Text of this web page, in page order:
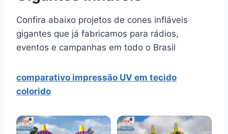
Confira abaixo projetos de cones infláveis
gigantes que já fabricamos para rádios,
eventos e campanhas em todo o Brasil
comparativo impressão UV em tecido
colorido